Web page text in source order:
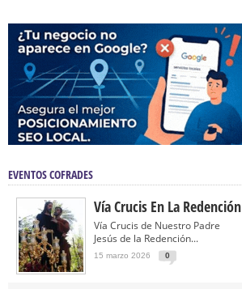
EVENTOS COFRADES
Vía Crucis En La Redención
Vía Crucis de Nuestro Padre
Jesús de la Redención...
15 marzo 2026 0